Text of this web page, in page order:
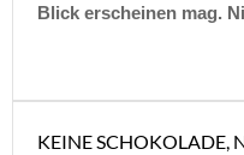
Blick erscheinen mag.
KEINE SCHOKOLADE,